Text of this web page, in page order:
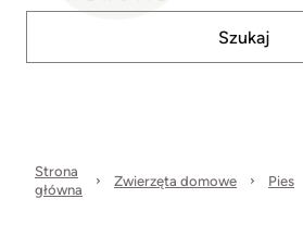
Strona
główna
Zwierzęta domowe Pies